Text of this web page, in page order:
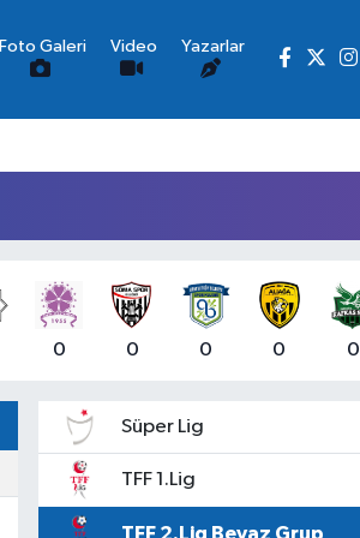
Foto Galeri Video Yazarlar
0 0 0 0 0
Süper Lig
TFF 1.Lig
TFF 2.Lig Beyaz Grup